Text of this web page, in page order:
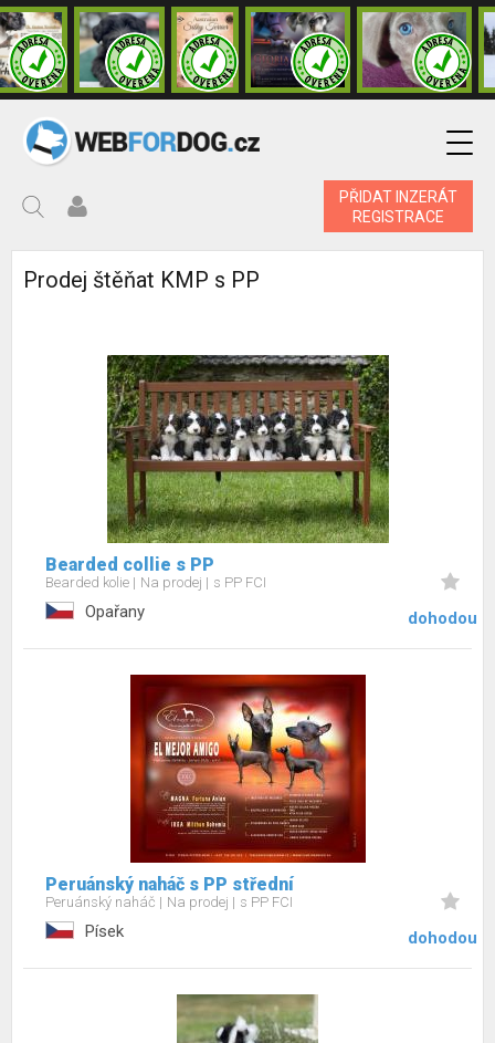
PŘIDAT INZERÁT
REGISTRACE
Prodej štěňat KMP s PP
Bearded collie s PP
Bearded kolie Na prodej s PP FCI
Opařany dohodou
Peruánský naháč s PP střední
Peruánský naháč Na prodej s PP FCI
Písek dohodou